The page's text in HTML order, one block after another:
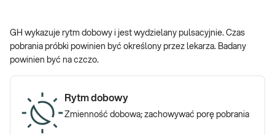
GH wykazuje rytm dobowy i jest wydzielany pulsacyjnie. Czas
pobrania próbki powinien być określony przez lekarza. Badany
powinien być na czczo.
Rytm dobowy
Zmienność dobowa; zachowywać porę pobrania